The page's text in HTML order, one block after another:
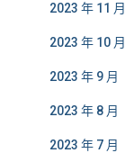
2023 年 11 月
2023 年 10 月
2023 年 9 月
2023 年 8 月
2023 年 7 月